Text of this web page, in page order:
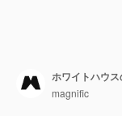
ホワイトハウ
magnific